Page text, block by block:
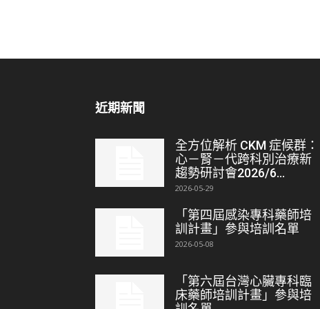
近期新聞
全方位解析 CKM 症候群：
心－腎－代跨科別治療新
趨勢研討會2026/6...
2026-05-29
「第四屆感染專科藥師培
訓計畫」參與培訓名單
2026-05-08
「第六屆台灣心臟專科臨
床藥師培訓計畫」參與培